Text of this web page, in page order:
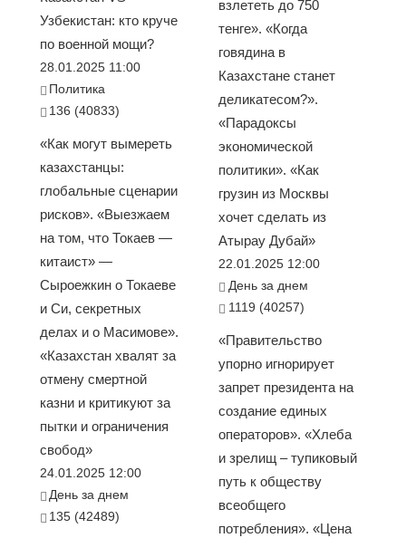
Узбекистан: кто круче
по военной мощи?
28.01.2025 11:00
Политика
136 (40833)
«Как могут вымереть
казахстанцы:
глобальные сценарии
рисков». «Выезжаем
на том, что Токаев —
китаист» —
Сыроежкин о Токаеве
и Си, секретных
делах и о Масимове».
«Казахстан хвалят за
отмену смертной
казни и критикуют за
пытки и ограничения
свобод»
24.01.2025 12:00
День за днем
135 (42489)
взлететь до 750
тенге». «Когда
говядина в
Казахстане станет
деликатесом?».
«Парадоксы
экономической
политики». «Как
грузин из Москвы
хочет сделать из
Атырау Дубай»
22.01.2025 12:00
День за днем
1119 (40257)
«Правительство
упорно игнорирует
запрет президента на
создание единых
операторов». «Хлеба
и зрелищ – тупиковый
путь к обществу
всеобщего
потребления». «Цена